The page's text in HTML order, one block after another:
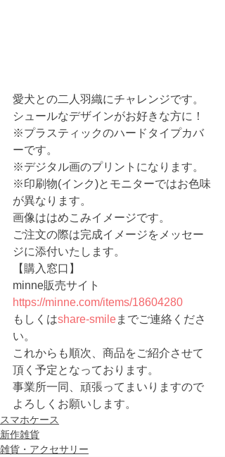
愛犬との二人羽織にチャレンジです。
シュールなデザインがお好きな方に！
※プラスティックのハードタイプカバ
ーです。
※デジタル画のプリントになります。
※印刷物(インク)とモニターではお色味
が異なります。
画像ははめこみイメージです。
ご注文の際は完成イメージをメッセー
ジに添付いたします。
【購入窓口】
minne販売サイト
https://minne.com/items/18604280
もしくはshare-smileまでご連絡くださ
い。
これからも順次、商品をご紹介させて
頂く予定となっております。
事業所一同、頑張ってまいりますので
よろしくお願いします。
スマホケース
新作雑貨
雑貨・アクセサリー